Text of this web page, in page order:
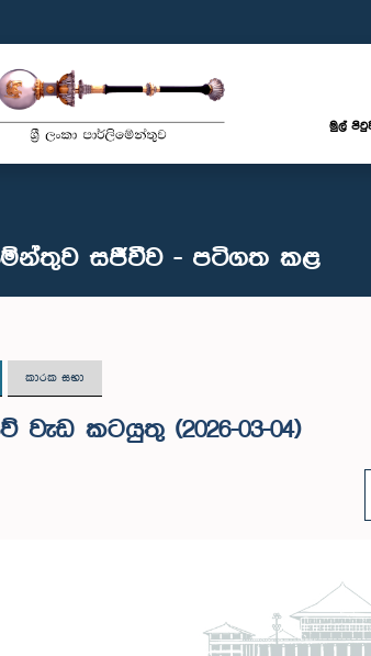
මුල්
සජීවීව - පටිගත කළ
කාරක සභා
වැඩ කටයුතු (2026-03-04)